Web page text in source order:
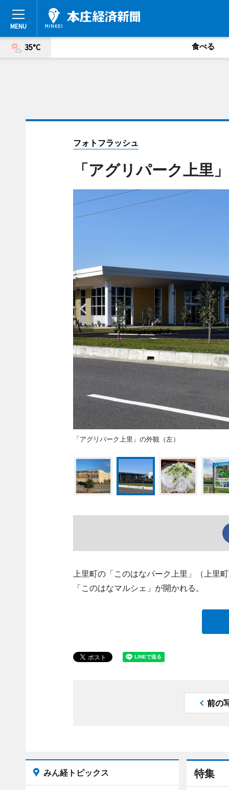
35°C 食べる
フォトフラッシュ
「アグリパーク上里
「アグリパーク上里」の外観（左）
上里町の「このはなパーク上里」（上里
「このはなマルシェ」が開かれる。
前の
特集
みん経トピックス